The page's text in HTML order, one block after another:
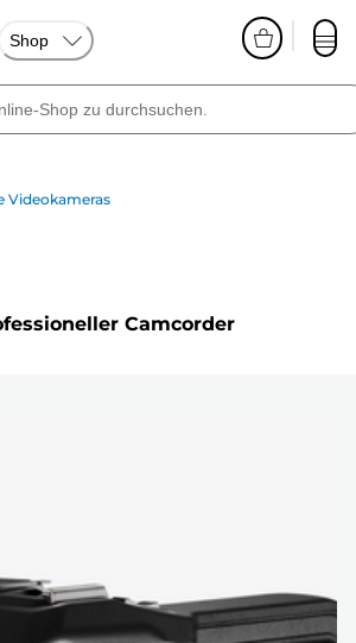
Shop
Videokameras
Camcorder